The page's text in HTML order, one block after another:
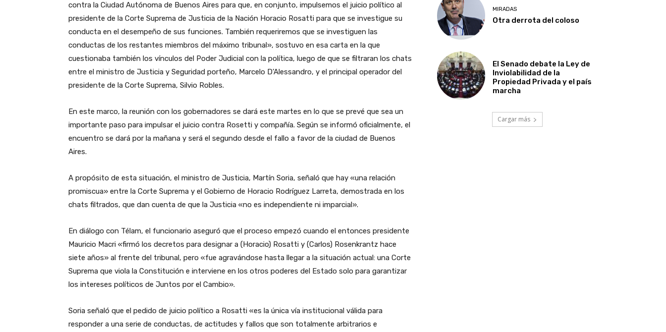
contra la Ciudad Autónoma de Buenos Aires para que, en conjunto, impulsemos el juicio político al
presidente de la Corte Suprema de Justicia de la Nación Horacio Rosatti para que se investigue su
conducta en el desempeño de sus funciones. También requeriremos que se investiguen las
conductas de los restantes miembros del máximo tribunal», sostuvo en esa carta en la que
cuestionaba también los vínculos del Poder Judicial con la política, luego de que se filtraran los chats
entre el ministro de Justicia y Seguridad porteño, Marcelo D’Alessandro, y el principal operador del
presidente de la Corte Suprema, Silvio Robles.
En este marco, la reunión con los gobernadores se dará este martes en lo que se prevé que sea un
importante paso para impulsar el juicio contra Rosetti y compañía. Según se informó oficialmente, el
encuentro se dará por la mañana y será el segundo desde el fallo a favor de la ciudad de Buenos
Aires.
A propósito de esta situación, el ministro de Justicia, Martín Soria, señaló que hay «una relación
promiscua» entre la Corte Suprema y el Gobierno de Horacio Rodríguez Larreta, demostrada en los
chats filtrados, que dan cuenta de que la Justicia «no es independiente ni imparcial».
En diálogo con Télam, el funcionario aseguró que el proceso empezó cuando el entonces presidente
Mauricio Macri «firmó los decretos para designar a (Horacio) Rosatti y (Carlos) Rosenkrantz hace
siete años» al frente del tribunal, pero «fue agravándose hasta llegar a la situación actual: una Corte
Suprema que viola la Constitución e interviene en los otros poderes del Estado solo para garantizar
los intereses políticos de Juntos por el Cambio».
Soria señaló que el pedido de juicio político a Rosatti «es la única vía institucional válida para
responder a una serie de conductas, de actitudes y fallos que son totalmente arbitrarios e
MIRADAS
Otra derrota del coloso
El Senado debate la Ley de
Inviolabilidad de la
Propiedad Privada y el país
marcha
Cargar más